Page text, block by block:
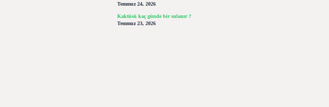
Temmuz 24, 2026
Kaktüsü kaç günde bir sulanır ?
Temmuz 23, 2026